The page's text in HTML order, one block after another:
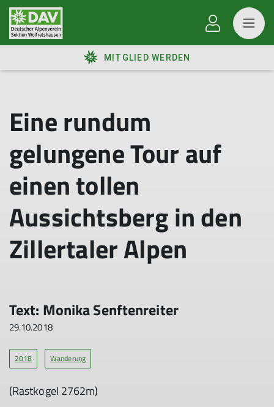
MITGLIED WERDEN
Eine rundum
gelungene Tour auf
einen tollen
Aussichtsberg in den
Zillertaler Alpen
Text: Mo­ni­ka Senf­ten­rei­ter
29.10.2018
2018 Wanderung
(Rast­ko­gel 2762m)